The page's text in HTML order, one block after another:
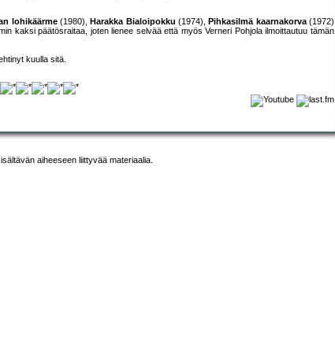
lohikäärme(1980), Harakka Bialoipokku (1974), Pihkasilmä kaarnakorva(1972)
kaksi päätösraitaa, joten lienee selvää että myös Verneri Pohjola ilmoittautuu tämän
kuulla sitä.
aiheeseen liittyvää materiaalia.